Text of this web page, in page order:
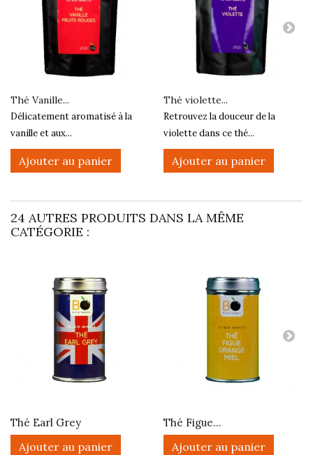
Thé Vanille...
Délicatement aromatisé à la
vanille et aux...
Ajouter au panier
Thé violette...
Retrouvez la douceur de la
violette dans ce thé...
Ajouter au panier
24 AUTRES PRODUITS DANS LA MÊME
CATÉGORIE :
Thé Earl Grey
Ajouter au panier
Thé Figue...
Ajouter au panier